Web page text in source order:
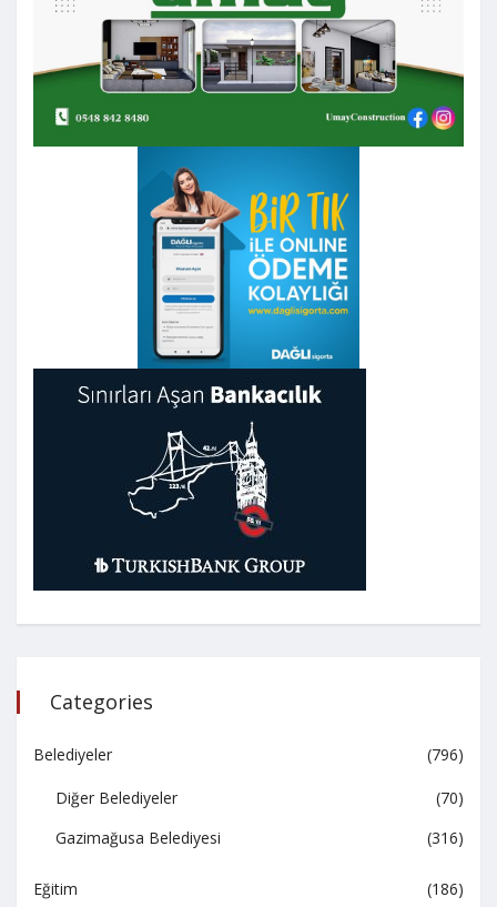
Categories
Belediyeler (796)
Diğer Belediyeler
(70)
Gazimağusa Belediyesi
(316)
Eğitim
(186)